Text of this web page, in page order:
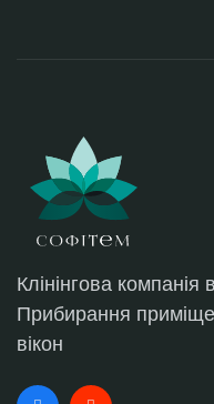
Клінінговa компанія
Прибирання
вікон